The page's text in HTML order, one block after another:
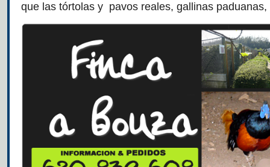
que las tórtolas y pavos reales, gallinas